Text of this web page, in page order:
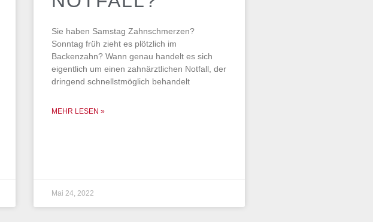
Sie haben Samstag Zahnschmerzen?
Sonntag früh zieht es plötzlich im
Backenzahn? Wann genau handelt es sich
eigentlich um einen zahnärztlichen Notfall, der
dringend schnellstmöglich behandelt
MEHR LESEN »
Mai 24, 2022